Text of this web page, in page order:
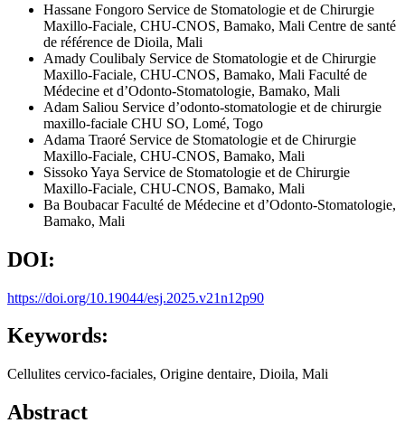
Hassane Fongoro Service de Stomatologie et de Chirurgie
Maxillo-Faciale, CHU-CNOS, Bamako, Mali Centre de santé
de référence de Dioila, Mali
Amady Coulibaly Service de Stomatologie et de Chirurgie
Maxillo-Faciale, CHU-CNOS, Bamako, Mali Faculté de
Médecine et d’Odonto-Stomatologie, Bamako, Mali
Adam Saliou Service d’odonto-stomatologie et de chirurgie
maxillo-faciale CHU SO, Lomé, Togo
Adama Traoré Service de Stomatologie et de Chirurgie
Maxillo-Faciale, CHU-CNOS, Bamako, Mali
Sissoko Yaya Service de Stomatologie et de Chirurgie
Maxillo-Faciale, CHU-CNOS, Bamako, Mali
Ba BoubacarFaculté de Médecine et d’Odonto-Stomatologie,
Bamako, Mali
DOI:
https://doi.org/10.19044/esj.2025.v21n12p90
Keywords:
Cellulites cervico-faciales, Origine dentaire, Dioila, Mali
Abstract